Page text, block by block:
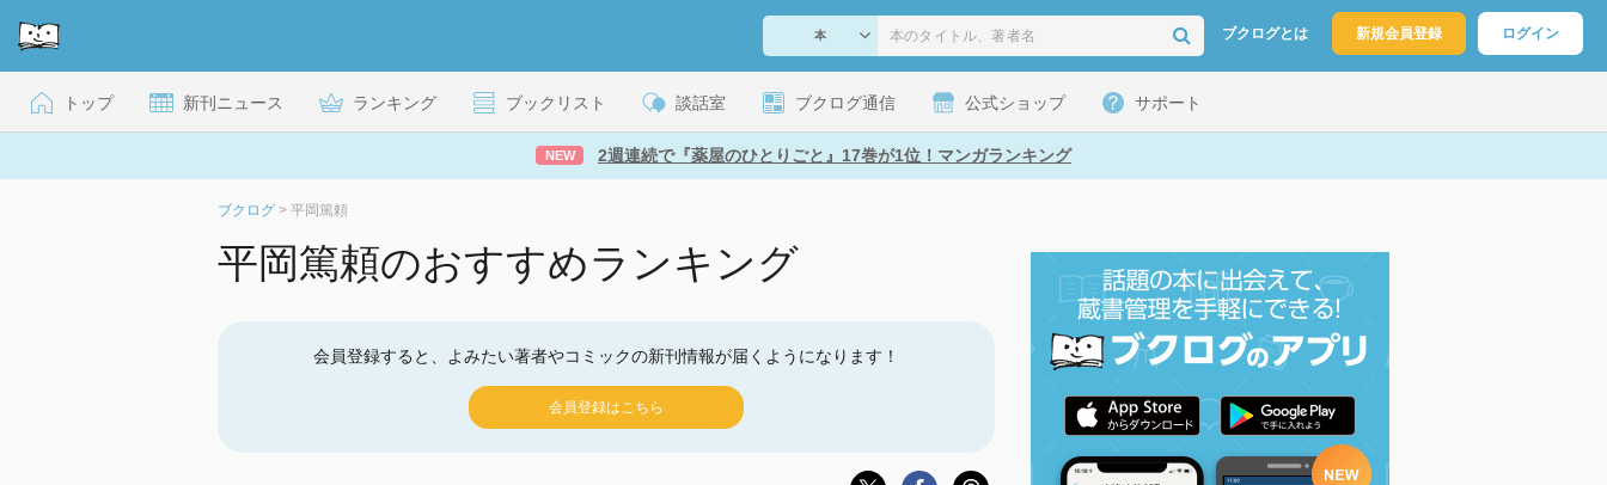
ブクログとは 新規会員登録 ログイン
トップ 新刊ニュース ランキング ブックリスト 談話室 ブクログ通信 公式ショップ サポート
NEW 2週連続で『薬屋のひとりごと』17巻が1位！マンガランキング
ブクログ > 平岡篤頼
平岡篤頼のおすすめランキング
会員登録すると、よみたい著者やコミックの新刊情報が届くようになります！
会員登録はこちら